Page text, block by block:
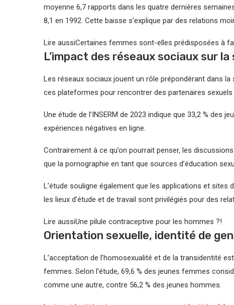
moyenne 6,7 rapports dans les quatre dernières
8,1 en 1992. Cette baisse s’explique par des relations
Lire aussiCertaines femmes sont-elles prédisposées à
L’impact des réseaux sociaux sur
Les réseaux sociaux jouent un rôle prépondérant dans
ces plateformes pour rencontrer des partenaires
Une étude de l’INSERM de 2023 indique que 33,2 %
expériences négatives en ligne.
Contrairement à ce qu’on pourrait penser, les
que la pornographie en tant que sources d’éducation
L’étude souligne également que les applications et
les lieux d’étude et de travail sont privilégiés pour des
Lire aussiUne pilule contraceptive pour les hommes ?!
Orientation sexuelle, identité de
L’acceptation de l’homosexualité et de la transidentité
femmes. Selon l’étude, 69,6 % des jeunes femmes
comme une autre, contre 56,2 % des jeunes hommes.